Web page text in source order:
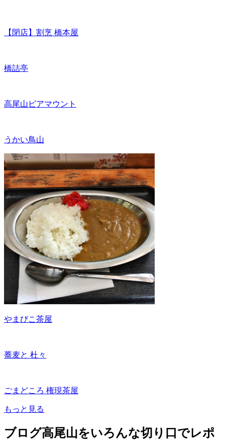
【閉店】割烹 橋本屋
橋詰亭
高尾山ビアマウント
うかい鳥山
やまびこ茶屋
蕎麦と 杜々
ごまどころ 権現茶屋
もっと見る
ブログ高尾山をいろんな切り口でレポ